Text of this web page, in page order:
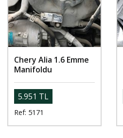
Chery Alia 1.6 Emme
Manifoldu
5.951 TL
Ref: 5171